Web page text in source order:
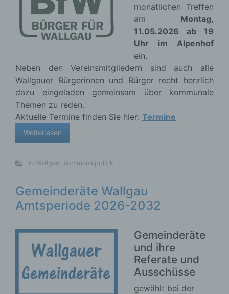
monatlichen Treffen
am Montag,
11.05.2026 ab 19
Uhr im Alpenhof
ein.
Neben den Vereinsmitgliedern sind auch alle
Wallgauer Bürgerinnen und Bürger recht herzlich
dazu eingeladen gemeinsam über kommunale
Themen zu reden.
Aktuelle Termine finden Sie hier: Termine
Weiterlesen
in Wallgau, Kommunalpolitik
Gemeinderäte Wallgau
Amtsperiode 2026-2032
Gemeinderäte
und ihre
Referate und
Ausschüsse
gewählt bei der